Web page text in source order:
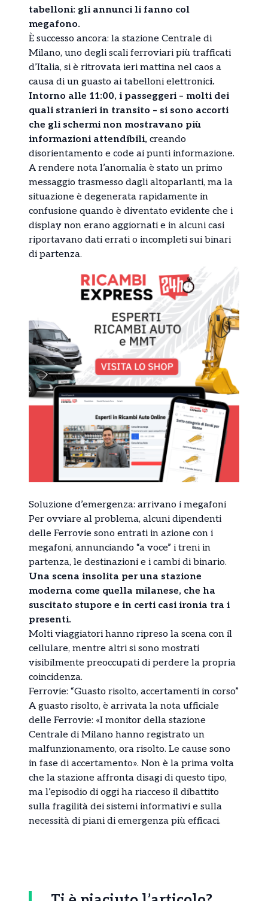
tabelloni: gli annunci li fanno col
megafono.
È successo ancora: la stazione Centrale di
Milano, uno degli scali ferroviari più trafficati
d’Italia, si è ritrovata ieri mattina nel caos a
causa di un guasto ai tabelloni elettronici.
Intorno alle 11:00, i passeggeri – molti dei
quali stranieri in transito – si sono accorti
che gli schermi non mostravano più
informazioni attendibili, creando
disorientamento e code ai punti informazione.
A rendere nota l’anomalia è stato un primo
messaggio trasmesso dagli altoparlanti, ma la
situazione è degenerata rapidamente in
confusione quando è diventato evidente che i
display non erano aggiornati e in alcuni casi
riportavano dati errati o incompleti sui binari
di partenza.
Soluzione d’emergenza: arrivano i megafoni
Per ovviare al problema, alcuni dipendenti
delle Ferrovie sono entrati in azione con i
megafoni, annunciando “a voce” i treni in
partenza, le destinazioni e i cambi di binario.
Una scena insolita per una stazione
moderna come quella milanese, che ha
suscitato stupore e in certi casi ironia tra i
presenti.
Molti viaggiatori hanno ripreso la scena con il
cellulare, mentre altri si sono mostrati
visibilmente preoccupati di perdere la propria
coincidenza.
Ferrovie: “Guasto risolto, accertamenti in corso”
A guasto risolto, è arrivata la nota ufficiale
delle Ferrovie: «I monitor della stazione
Centrale di Milano hanno registrato un
malfunzionamento, ora risolto. Le cause sono
in fase di accertamento». Non è la prima volta
che la stazione affronta disagi di questo tipo,
ma l’episodio di oggi ha riacceso il dibattito
sulla fragilità dei sistemi informativi e sulla
necessità di piani di emergenza più efficaci.